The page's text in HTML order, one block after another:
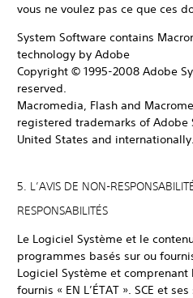
vous ne voulez pas ce que ces
System Software contains
technology by Adobe
Copyright © 1995-2008 Adobe
reserved.
Macromedia, Flash and
registered trademarks of Adobe
United States and internationally.
5. L’AVIS DE NON-
RESPONSABILITÉS
Le Logiciel Système et le
programmes basés sur ou
Logiciel Système et
fournis « EN L’ÉTAT ». SCE et